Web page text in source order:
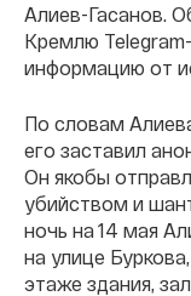
Алиев-Гасанов.
Кремлю
информацию от
По словам
его заставил
Он якобы
убийством и
ночь на 14 мая
на улице
этаже здания,